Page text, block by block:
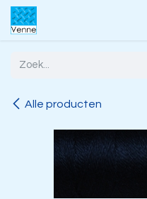
Overslaan naar inhoud
Alle producten